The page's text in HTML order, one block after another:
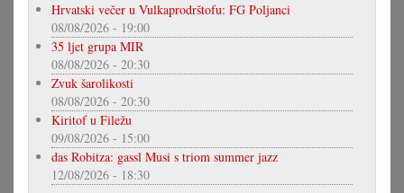
Hrvatski večer u Vulkaprodrštofu: FG Poljanci
08/08/2026 - 19:00
35 ljet grupa MIR
08/08/2026 - 20:30
Zvuk šarolikosti
08/08/2026 - 20:30
Kiritof u Filežu
09/08/2026 - 15:00
das Robitza: gassl Musi s triom summer jazz
12/08/2026 - 18:30